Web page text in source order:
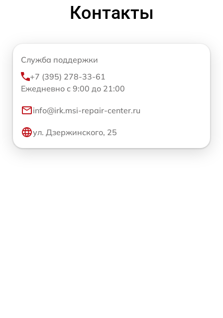
Контакты
Служба поддержки
+7 (395) 278-33-61
Ежедневно с 9:00 до 21:00
info@irk.msi-repair-center.ru
ул. Дзержинского, 25